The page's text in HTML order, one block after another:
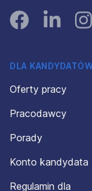
FacebookLinked In
DLA
Oferty pracy
Pracodawcy
Porady
Konto kandydata
Regulamin dla